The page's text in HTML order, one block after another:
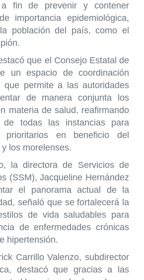
fin de prevenir y contener
importancia epidemiológica,
población del país, como el
que el Consejo Estatal de
un espacio de coordinación
que permite a las autoridades
de manera conjunta los
materia de salud, reafirmando
de todas las instancias para
prioritarios en beneficio del
los morelenses.
la directora de Servicios de
(SSM), Jacqueline Hernández
el panorama actual de la
señaló que se fortalecerá la
de vida saludables para
de enfermedades crónicas
hipertensión.
Carrillo Valenzo, subdirector
destacó que gracias a las